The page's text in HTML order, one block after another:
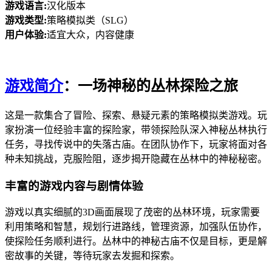
游戏语言:汉化版本
游戏类型:策略模拟类（SLG）
用户体验:适宜大众，内容健康
游戏简介：一场神秘的丛林探险之旅
这是一款集合了冒险、探索、悬疑元素的策略模拟类游戏。玩
家扮演一位经验丰富的探险家，带领探险队深入神秘丛林执行
任务，寻找传说中的失落古庙。在团队协作下，玩家将面对各
种未知挑战，克服险阻，逐步揭开隐藏在丛林中的神秘秘密。
丰富的游戏内容与剧情体验
游戏以真实细腻的3D画面展现了茂密的丛林环境，玩家需要
利用策略和智慧，规划行进路线，管理资源，加强队伍协作，
使探险任务顺利进行。丛林中的神秘古庙不仅是目标，更是解
密故事的关键，等待玩家去发掘和探索。